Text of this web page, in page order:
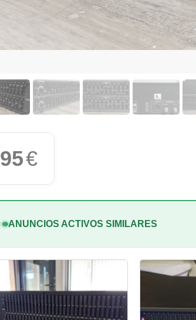
95€
ANUNCIOS ACTIVOS SIMILARES